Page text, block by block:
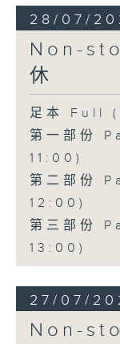
28/07/
Non-
休
足本 Full
第一部份
11:00)
第二部份
12:00)
第三部份
13:00)
27/07/
Non-